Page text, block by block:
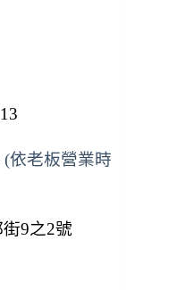
(依老板營業時
9之2號